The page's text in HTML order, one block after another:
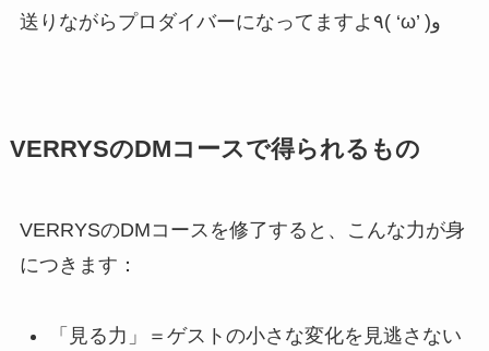
送りながらプロダイバーになってますよ٩( ‘ω’ )و
VERRYSのDMコースで得られるもの
VERRYSのDMコースを修了すると、こんな力が身
につきます：
「見る力」＝ゲストの小さな変化を見逃さない